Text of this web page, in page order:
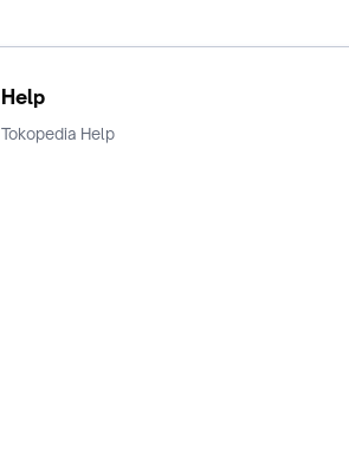
Help
Tokopedia Help